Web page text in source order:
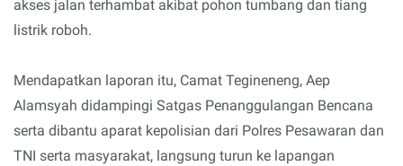
akses jalan terhambat akibat pohon tumbang dan tiang
listrik roboh.
Mendapatkan laporan itu, Camat Tegineneng, Aep
Alamsyah didampingi Satgas Penanggulangan Bencana
serta dibantu aparat kepolisian dari Polres Pesawaran dan
TNI serta masyarakat, langsung turun ke lapangan